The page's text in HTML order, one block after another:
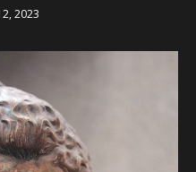
2023